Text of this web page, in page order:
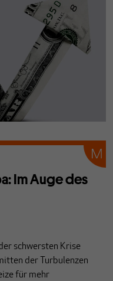
Im Auge des
schwersten Krise
der Turbulenzen
für mehr